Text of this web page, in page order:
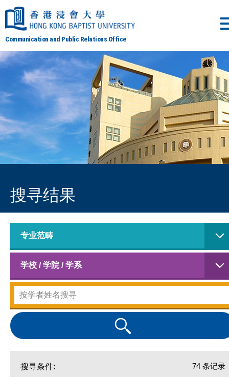
Communication and Public Relations Office
搜寻结果
专业范畴
学校 / 学院 / 学系
搜寻条件: 74 条记录